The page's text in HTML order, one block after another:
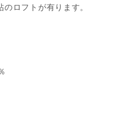
ロフトが有ります。